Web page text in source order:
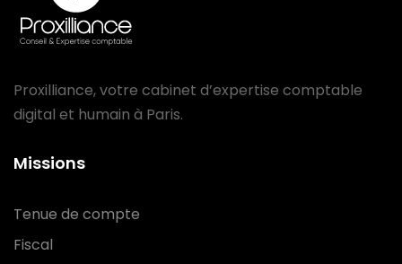
Proxilliance, votre cabinet d’expertise comptable
digital et humain à Paris.
Missions
Tenue de compte
Fiscal